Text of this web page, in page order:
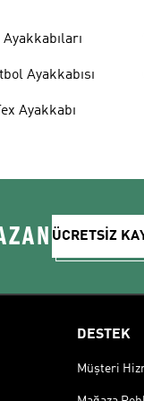
Ayakkabısı
Ayakkabı
ÜCRETSİZ
DESTEK
Müşteri